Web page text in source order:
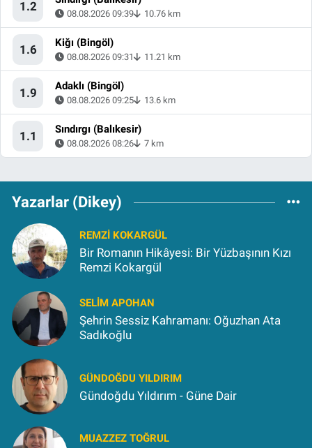
1.2
08.08.2026 09:39 10.76 km
1.6 Kiğı (Bingöl)
08.08.2026 09:31 11.21 km
1.9 Adaklı (Bingöl)
08.08.2026 09:25 13.6 km
1.1 Sındırgı (Balıkesir)
08.08.2026 08:26 7 km
Yazarlar (Dikey)
REMZI KOKARGÜL
Bir Romanın Hikâyesi: Bir Yüzbaşının Kızı
Remzi Kokargül
SELIM APOHAN
Şehrin Sessiz Kahramanı: Oğuzhan Ata
Sadıkoğlu
GÜNDOĞDU YILDIRIM
Gündoğdu Yıldırım - Güne Dair
MUAZZEZ TOĞRUL